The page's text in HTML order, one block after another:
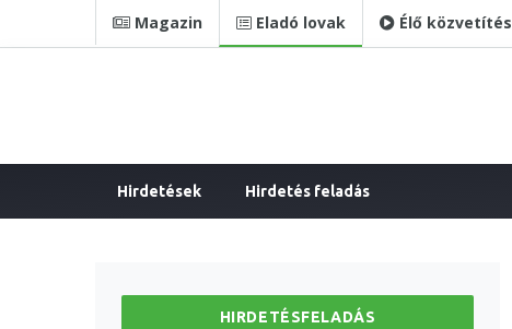
Magazin Eladó lovak Élő közvetítés
Hirdetések Hirdetés feladás
HIRDETÉSFELADÁS